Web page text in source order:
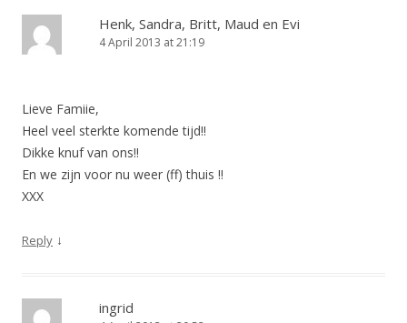
Henk, Sandra, Britt, Maud en Evi
4 April 2013 at 21:19
Lieve Famiie,
Heel veel sterkte komende tijd!!
Dikke knuf van ons!!
En we zijn voor nu weer (ff) thuis !!
XXX
Reply ↓
ingrid